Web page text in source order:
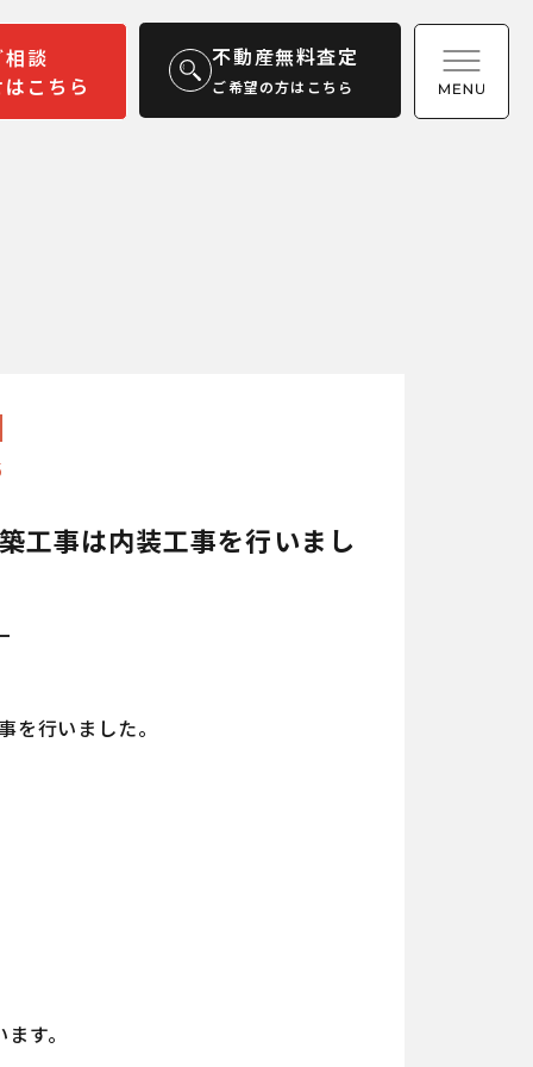
談
こちら
不動産無料査定
ご希望の方はこちら
工事は内装工事を行いまし
行いました。
す。